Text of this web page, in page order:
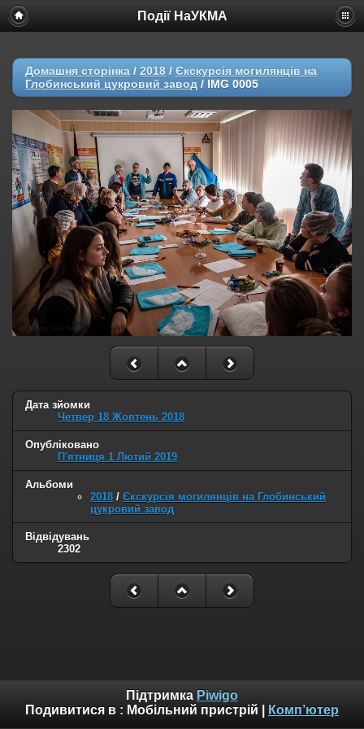
Події НаУКМА
Домашня сторінка / 2018 / Єкскурсія могилянців на
Глобинський цукровий завод / IMG 0005
Дата зйомки
Четвер 18 Жовтень 2018
Опубліковано
П'ятниця 1 Лютий 2019
Альбоми
2018 / Єкскурсія могилянців на Глобинський
цукровий завод
Відвідувань
2302
Підтримка Piwigo
Подивитися в : Мобільний пристрій Комп’ютер